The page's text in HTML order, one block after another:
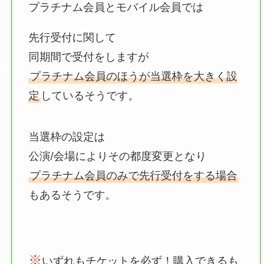
プラチナム会員とモバイル会員では
先行受付に関して
同期間で受付をしますが
プラチナム会員のほうが当選枠を大きく設
定しているそうです。
当選枠の設定は
公演/会場によりその都度変更となり
プラチナム会員のみで先行受付をする場合
もあるそうです。
※ いずれもチケットを必ず！購入できるも